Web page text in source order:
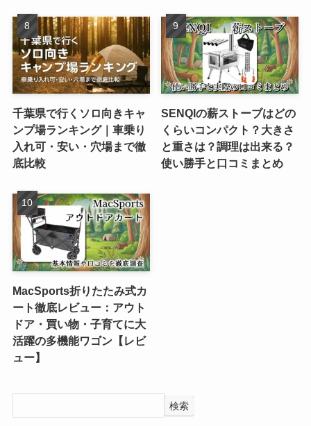
千葉県で行くソロ向きキャ
ンプ場ランキング｜車乗り
入れ可・安い・穴場まで徹
底比較
SENQIの薪ストーブはどの
くらいコンパクト？大きさ
と重さは？調理は出来る？
使い勝手と口コミまとめ
MacSports折りたたみ式カ
ート徹底レビュー：アウト
ドア・買い物・子育てに大
活躍の多機能ワゴン【レビ
ュー】
検索